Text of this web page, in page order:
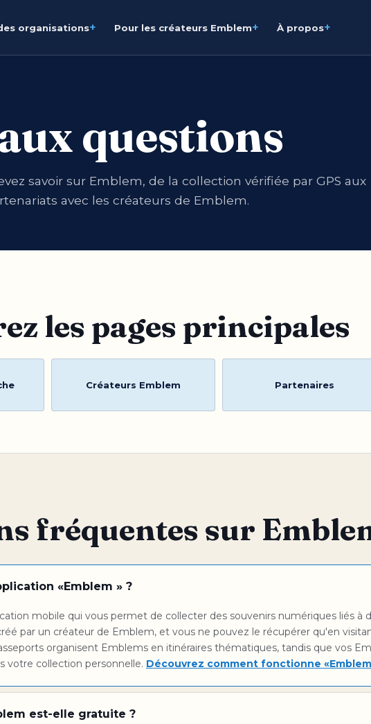
organisations+ Pour les créateurs Emblem+ À propos+
questions
savoir sur Emblem, de la collection vérifiée par GPS aux
avec les créateurs de Emblem.
les pages principales
Créateurs Emblem Partenaires
fréquentes sur
«Emblem » ?
mobile qui vous permet de collecter des souvenirs numériques liés à
par un créateur de Emblem, et vous ne pouvez le récupérer qu'en
organisent Emblems en itinéraires thématiques, tandis que vos
votre collection personnelle. Découvrez comment fonctionne
est-elle gratuite ?